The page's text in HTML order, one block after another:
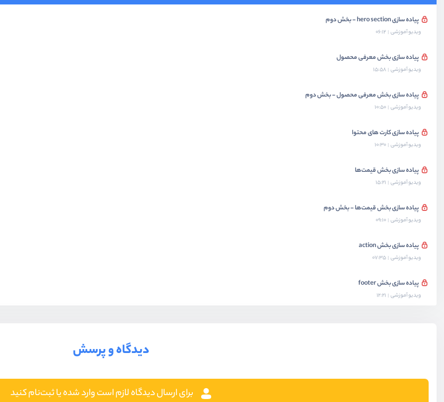
پیاده سازی hero section - بخش دوم
ویدیو آموزشی 06:12
پیاده سازی بخش معرفی محصول
ویدیو آموزشی 15:58
پیاده سازی بخش معرفی محصول - بخش دوم
ویدیو آموزشی 10:50
پیاده سازی کارت های محتوا
ویدیو آموزشی 10:30
پیاده سازی بخش قیمت‌ها
ویدیو آموزشی 15:21
پیاده سازی بخش قیمت‌ها - بخش دوم
ویدیو آموزشی 09:10
پیاده سازی بخش action
ویدیو آموزشی 07:35
پیاده سازی بخش footer
ویدیو آموزشی 12:21
دیدگاه و پرسش
برای ارسال دیدگاه لازم است وارد شده یا ثبت‌نام کنید